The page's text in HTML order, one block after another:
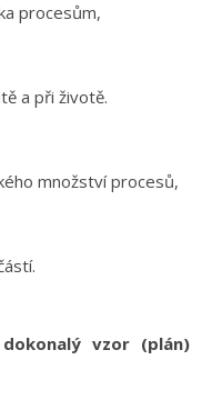
procesům,
a při životě.
množství procesů,
vzor (plán)